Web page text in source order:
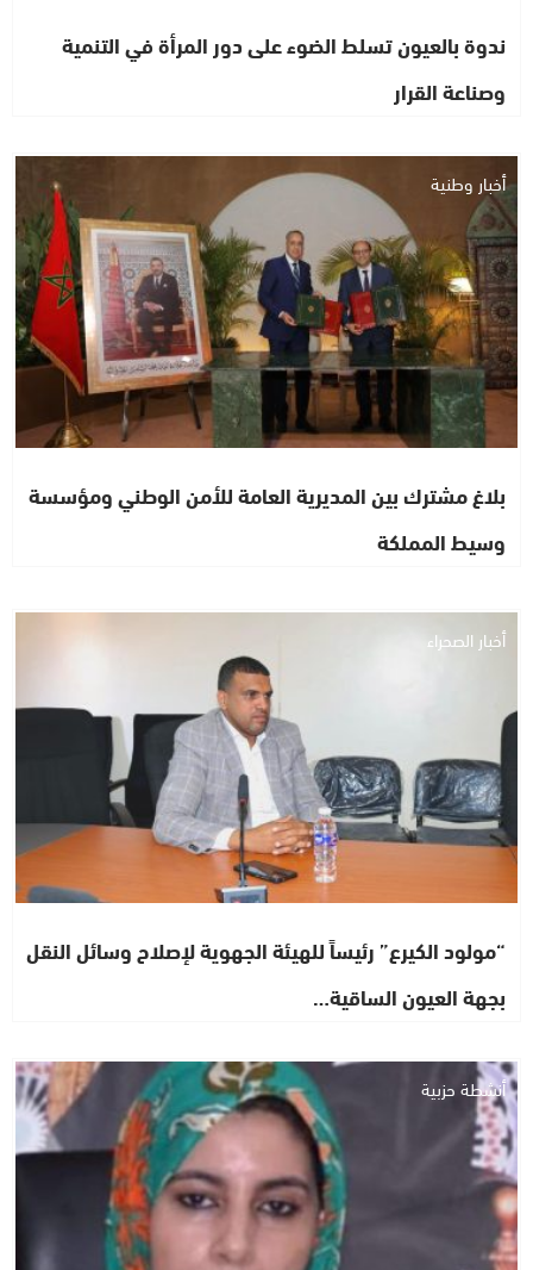
ندوة بالعيون تسلط الضوء على دور المرأة في التنمية
وصناعة القرار
أخبار وطنية
بلاغ مشترك بين المديرية العامة للأمن الوطني ومؤسسة
وسيط المملكة
أخبار الصحراء
“مولود الكيرع” رئيساً للهيئة الجهوية لإصلاح وسائل النقل
بجهة العيون الساقية…
أنشطة حزبية